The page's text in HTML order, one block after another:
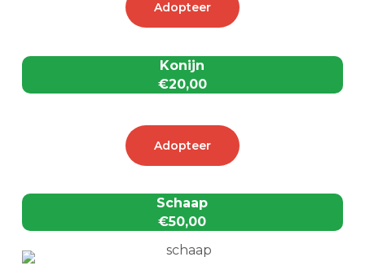
Adopteer
Konijn
€20,00
Adopteer
Schaap
€50,00